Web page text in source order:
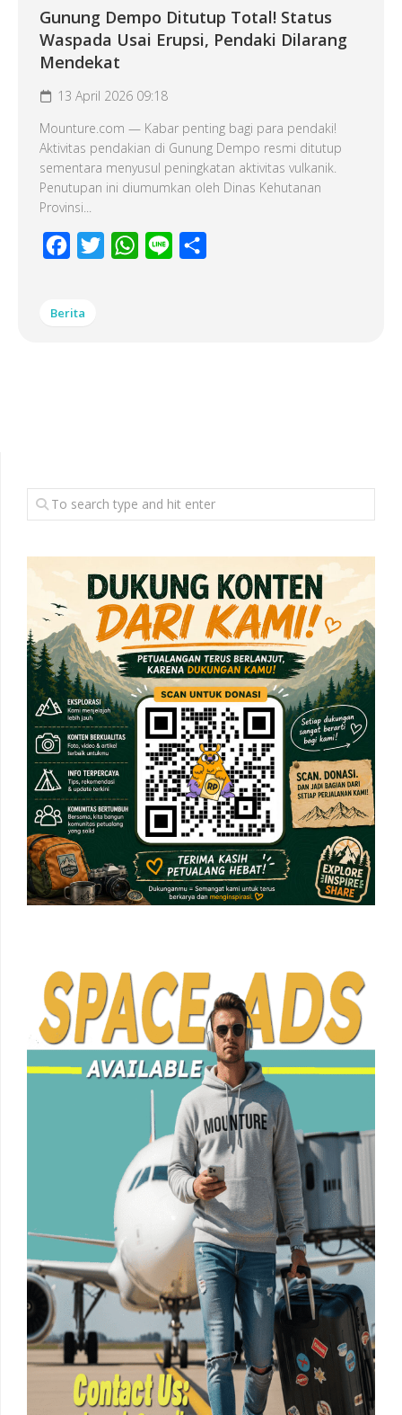
Gunung Dempo Ditutup Total! Status
Waspada Usai Erupsi, Pendaki Dilarang
Mendekat
13 April 2026 09:18
Mounture.com — Kabar penting bagi para pendaki!
Aktivitas pendakian di Gunung Dempo resmi ditutup
sementara menyusul peningkatan aktivitas vulkanik.
Penutupan ini diumumkan oleh Dinas Kehutanan
Provinsi...
Facebook
Twitter WhatsApp
Line
Berita